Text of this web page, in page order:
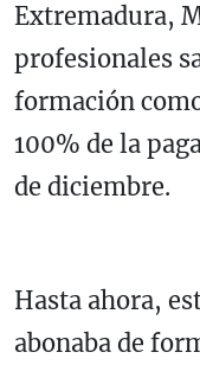
Extremadura,
profesionales
formación
100% de la
de diciembre.
Hasta ahora,
abonaba de